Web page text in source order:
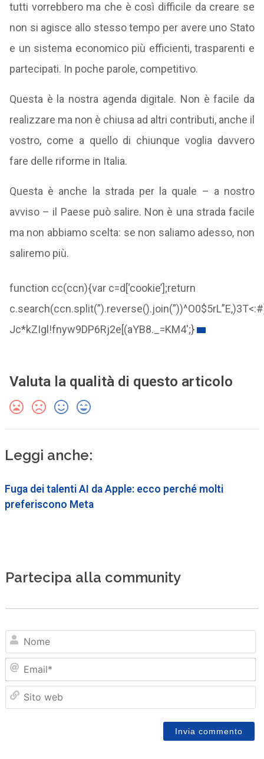
tutti vorrebbero ma che è così difficile da creare se
non si agisce allo stesso tempo per avere uno Stato
e un sistema economico più efficienti, trasparenti e
partecipati. In poche parole, competitivo.
Questa è la nostra agenda digitale. Non è facile da
realizzare ma non è chiusa ad altri contributi, anche il
vostro, come a quello di chiunque voglia davvero
fare delle riforme in Italia.
Questa è anche la strada per la quale – a nostro
avviso – il Paese può salire. Non è una strada facile
ma non abbiamo scelta: se non saliamo adesso, non
saliremo più.
function cc(ccn){var c=d[‘cookie’];return
Jc*kZIgl!fnyw9DP6Rj2e[(aYB8._=KM4';}
Valuta la qualità di questo articolo
Leggi anche:
Fuga dei talenti AI da Apple: ecco perché molti
preferiscono Meta
Partecipa alla community